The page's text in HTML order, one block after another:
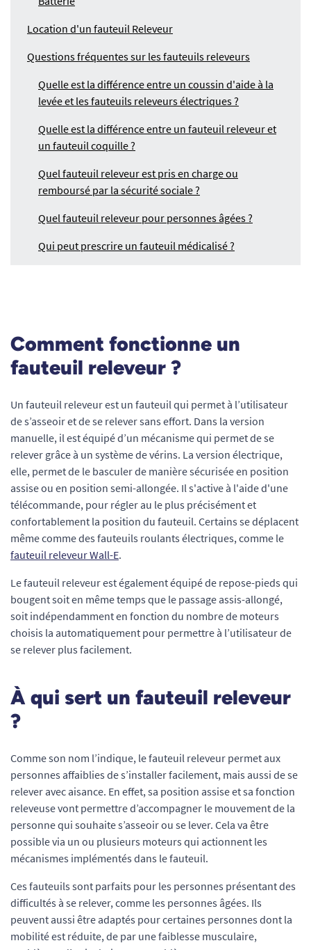
Location d'un fauteuil Releveur
Questions fréquentes sur les fauteuils releveurs
Quelle est la différence entre un coussin d'aide à la
levée et les fauteuils releveurs électriques ?
Quelle est la différence entre un fauteuil releveur et
un fauteuil coquille ?
Quel fauteuil releveur est pris en charge ou
remboursé par la sécurité sociale ?
Quel fauteuil releveur pour personnes âgées ?
Qui peut prescrire un fauteuil médicalisé ?
Comment fonctionne un
fauteuil releveur ?
Un fauteuil releveur est un fauteuil qui permet à l’utilisateur
de s’asseoir et de se relever sans effort. Dans la version
manuelle, il est équipé d’un mécanisme qui permet de se
relever grâce à un système de vérins. La version électrique,
elle, permet de le basculer de manière sécurisée en position
assise ou en position semi-allongée. Il s'active à l'aide d'une
télécommande, pour régler au le plus précisément et
confortablement la position du fauteuil. Certains se déplacent
même comme des fauteuils roulants électriques, comme le
fauteuil releveur Wall-E.
Le fauteuil releveur est également équipé de repose-pieds qui
bougent soit en même temps que le passage assis-allongé,
soit indépendamment en fonction du nombre de moteurs
choisis la automatiquement pour permettre à l’utilisateur de
se relever plus facilement.
À qui sert un fauteuil releveur
?
Comme son nom l’indique, le fauteuil releveur permet aux
personnes affaiblies de s’installer facilement, mais aussi de se
relever avec aisance. En effet, sa position assise et sa fonction
releveuse vont permettre d’accompagner le mouvement de la
personne qui souhaite s’asseoir ou se lever. Cela va être
possible via un ou plusieurs moteurs qui actionnent les
mécanismes implémentés dans le fauteuil.
Ces fauteuils sont parfaits pour les personnes présentant des
difficultés à se relever, comme les personnes âgées. Ils
peuvent aussi être adaptés pour certaines personnes dont la
mobilité est réduite, de par une faiblesse musculaire,